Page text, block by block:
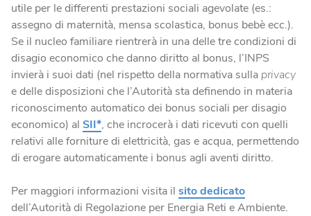
utile per le differenti prestazioni sociali agevolate (es.:
assegno di maternità, mensa scolastica, bonus bebè ecc.).
Se il nucleo familiare rientrerà in una delle tre condizioni di
disagio economico che danno diritto al bonus, l’INPS
invierà i suoi dati (nel rispetto della normativa sulla privacy
e delle disposizioni che l’Autorità sta definendo in materia
riconoscimento automatico dei bonus sociali per disagio
economico) al SII*, che incrocerà i dati ricevuti con quelli
relativi alle forniture di elettricità, gas e acqua, permettendo
di erogare automaticamente i bonus agli aventi diritto.
Per maggiori informazioni visita il sito dedicato
dell’Autorità di Regolazione per Energia Reti e Ambiente.